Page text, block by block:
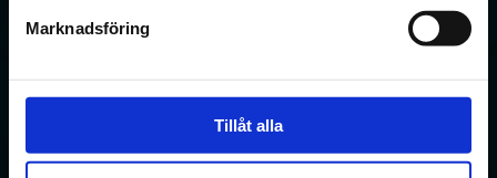
Marknadsföring
Tillåt alla
Ådrakliniken
405 45 Göteborg
Boka tid